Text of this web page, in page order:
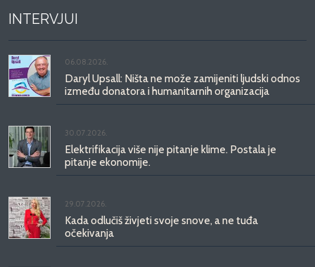
INTERVJUI
06.08.2026.
Daryl Upsall: Ništa ne može zamijeniti ljudski odnos
između donatora i humanitarnih organizacija
30.07.2026.
Elektrifikacija više nije pitanje klime. Postala je
pitanje ekonomije.
29.07.2026.
Kada odlučiš živjeti svoje snove, a ne tuđa
očekivanja